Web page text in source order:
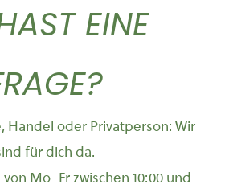
EINE
Handel oder Privatperson: Wir
für dich da.
Mo–Fr zwischen 10:00 und